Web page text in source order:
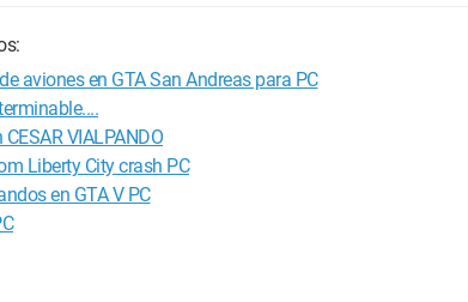
aviones en GTA San Andreas para PC
VIALPANDO
Liberty City crash PC
en GTA V PC